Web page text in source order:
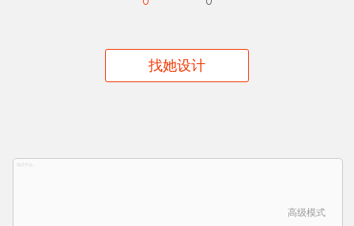
找她设计
高级模式